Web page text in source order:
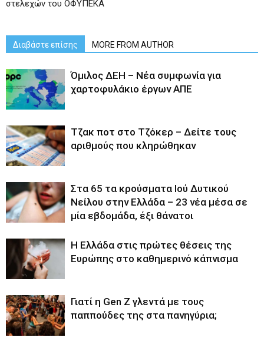
στελεχών του ΟΦΥΠΕΚΑ
Διαβάστε επίσης MORE FROM AUTHOR
Όμιλος ΔΕΗ – Νέα συμφωνία για
χαρτοφυλάκιο έργων ΑΠΕ
Tζακ ποτ στο Τζόκερ – Δείτε τους
αριθμούς που κληρώθηκαν
Στα 65 τα κρούσματα Ιού Δυτικού
Νείλου στην Ελλάδα – 23 νέα μέσα σε
μία εβδομάδα, έξι θάνατοι
Η Ελλάδα στις πρώτες θέσεις της
Ευρώπης στο καθημερινό κάπνισμα
Γιατί η Gen Z γλεντά με τους
παππούδες της στα πανηγύρια;